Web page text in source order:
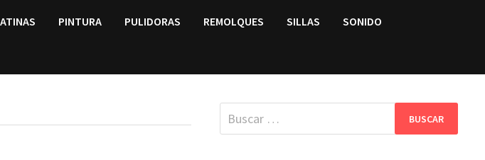
PINTURA PULIDORAS REMOLQUES SILLAS SONIDO
Buscar: